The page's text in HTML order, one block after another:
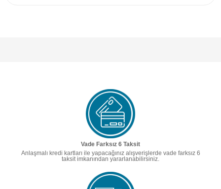
Vade Farksız 6 Taksit
Anlaşmalı kredi kartları ile yapacağınız alışverişlerde vade farksız 6
taksit imkanından yararlanabilirsiniz.